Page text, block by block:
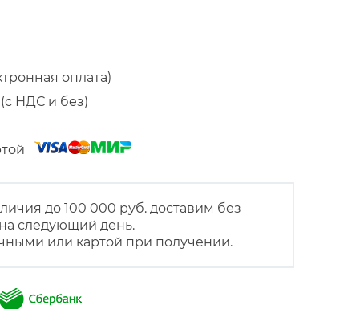
оплата)
НДС и без)
до 100 000 руб. доставим без
следующий день.
или картой при получении.